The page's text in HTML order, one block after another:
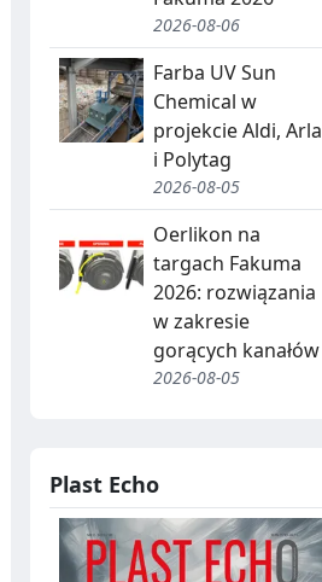
2026-08-06
Farba UV Sun
Chemical w
projekcie Aldi, Arla
i Polytag
2026-08-05
Oerlikon na
targach Fakuma
2026: rozwiązania
w zakresie
gorących kanałów
2026-08-05
Plast Echo